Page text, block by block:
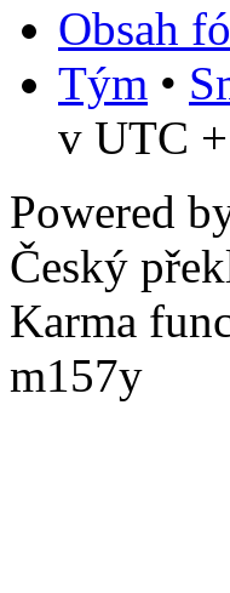
Obsah
Tým •
v UTC
Powered
Český
Karma
m157y